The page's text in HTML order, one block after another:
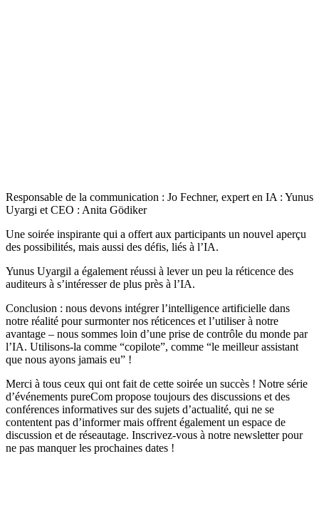
Responsable de la communication : Jo Fechner, expert en IA : Yunus
Uyargi et CEO : Anita Gödiker
Une soirée inspirante qui a offert aux participants un nouvel aperçu
des possibilités, mais aussi des défis, liés à l’IA.
Yunus Uyargil a également réussi à lever un peu la réticence des
auditeurs à s’intéresser de plus près à l’IA.
Conclusion : nous devons intégrer l’intelligence artificielle dans
notre réalité pour surmonter nos réticences et l’utiliser à notre
avantage – nous sommes loin d’une prise de contrôle du monde par
l’IA. Utilisons-la comme “copilote”, comme “le meilleur assistant
que nous ayons jamais eu” !
Merci à tous ceux qui ont fait de cette soirée un succès ! Notre série
d’événements pureCom propose toujours des discussions et des
conférences informatives sur des sujets d’actualité, qui ne se
contentent pas d’informer mais offrent également un espace de
discussion et de réseautage. Inscrivez-vous à notre newsletter pour
ne pas manquer les prochaines dates !